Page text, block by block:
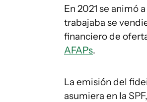
En 2021 se animó
trabajaba se
financiero de
AFAPs.
La emisión del
asumiera en la